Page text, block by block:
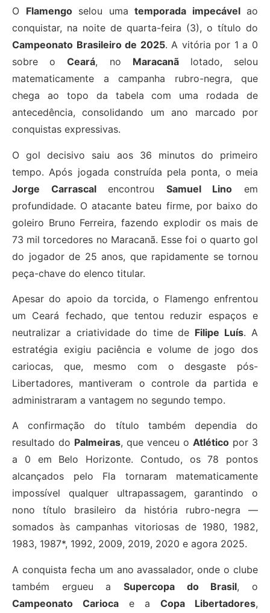
O Flamengoselou uma temporada impecávelao
conquistar, na noite de quarta-feira (3), o título do
Campeonato Brasileiro de 2025. A vitória por 1 a 0
sobre oCeará, no Maracanãlotado, selou
matematicamente a campanha rubro-negra, que
chega ao topo da tabela com uma rodada de
antecedência, consolidando um ano marcado por
conquistas expressivas.
O gol decisivo saiu aos 36 minutos do primeiro
tempo. Após jogada construída pela ponta, o meia
Jorge Carrascalencontrou Samuel Lino em
profundidade. O atacante bateu firme, por baixo do
goleiro Bruno Ferreira, fazendo explodir os mais de
73 mil torcedores no Maracanã. Esse foi o quarto gol
do jogador de 25 anos, que rapidamente se tornou
peça-chave do elenco titular.
Apesar do apoio da torcida, o Flamengo enfrentou
um Ceará fechado, que tentou reduzir espaços e
neutralizar a criatividade do time de Filipe Luís. A
estratégia exigiu paciência e volume de jogo dos
cariocas, que, mesmo com o desgaste pós-
Libertadores, mantiveram o controle da partida e
administraram a vantagem no segundo tempo.
A confirmação do título também dependia do
resultado do Palmeiras, que venceu o Atlético por 3
a 0 em Belo Horizonte. Contudo, os 78 pontos
alcançados pelo Fla tornaram matematicamente
impossível qualquer ultrapassagem, garantindo o
nono título brasileiro da história rubro-negra —
somados às campanhas vitoriosas de 1980, 1982,
1983, 1987*, 1992, 2009, 2019, 2020 e agora 2025.
A conquista fecha um ano avassalador, onde o clube
também ergueu a Supercopa do Brasil, o
Campeonato Carioca e a Copa Libertadores,